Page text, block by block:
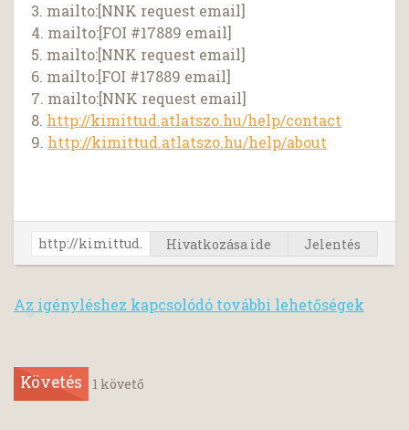
3. mailto:[NNK request email]
4. mailto:[FOI #17889 email]
5. mailto:[NNK request email]
6. mailto:[FOI #17889 email]
7. mailto:[NNK request email]
8. http://kimittud.atlatszo.hu/help/contact
9. http://kimittud.atlatszo.hu/help/about
Hivatkozása ide Jelentés
Az igényléshez kapcsolódó további lehetőségek
Követés 1 követő